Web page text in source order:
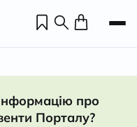
про
Порталу?